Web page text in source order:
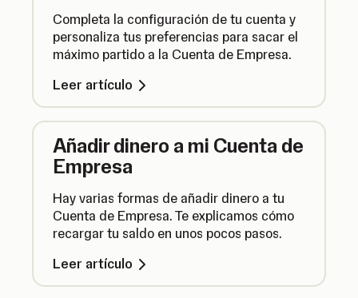
Completa la configuración de tu cuenta y
personaliza tus preferencias para sacar el
máximo partido a la Cuenta de Empresa.
Leer artículo
Añadir dinero a mi Cuenta de
Empresa
Hay varias formas de añadir dinero a tu
Cuenta de Empresa. Te explicamos cómo
recargar tu saldo en unos pocos pasos.
Leer artículo